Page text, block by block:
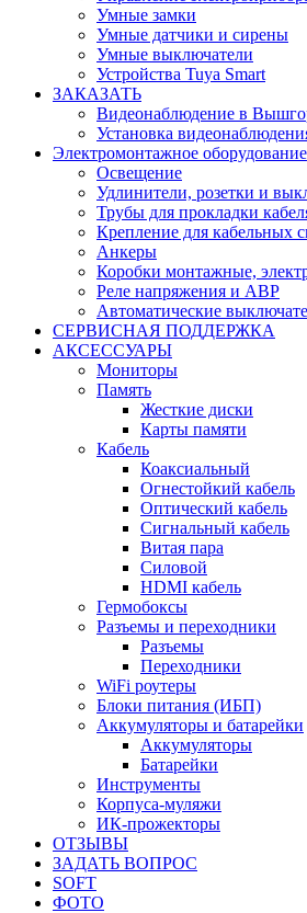
Умные замки
Умные датчики и сирены
Умные выключатели
Устройства Tuya Smart
ЗАКАЗАТЬ
Видеонаблюдение в
Установка
Электромонтажное оборудование
Освещение
Удлинители, розетки и
Трубы для прокладки
Крепление для кабельных
Анкеры
Коробки монтажные,
Реле напряжения и АВР
Автоматические
СЕРВИСНАЯ ПОДДЕРЖКА
АКСЕССУАРЫ
Мониторы
Память
Жесткие диски
Карты памяти
Кабель
Коаксиальный
Огнестойкий кабель
Оптический кабель
Сигнальный кабель
Витая пара
Силовой
HDMI кабель
Гермобоксы
Разъемы и переходники
Разъемы
Переходники
WiFi роутеры
Блоки питания (ИБП)
Аккумуляторы и батарейки
Аккумуляторы
Батарейки
Инструменты
Корпуса-муляжи
ИК-прожекторы
ОТЗЫВЫ
ЗАДАТЬ ВОПРОС
SOFT
ФОТО